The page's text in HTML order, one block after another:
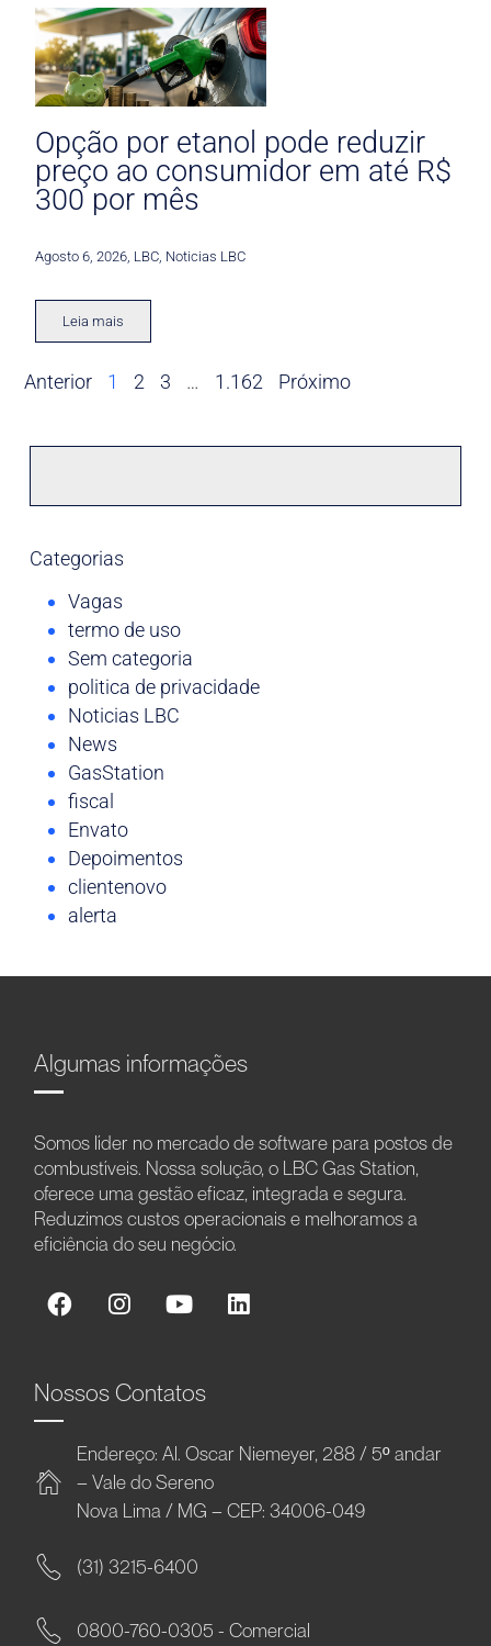
Opção por etanol pode reduzir
preço ao consumidor em até R$
300 por mês
Agosto 6, 2026 LBC Noticias LBC
Leia mais
Anterior 1 2 3 … 1.162 Próximo
Categorias
Vagas
termo de uso
Sem categoria
politica de privacidade
Noticias LBC
News
GasStation
fiscal
Envato
Depoimentos
clientenovo
alerta
Algumas informações
Somos líder no mercado de software para postos de
combustíveis. Nossa solução, o LBC Gas Station,
oferece uma gestão eficaz, integrada e segura.
Reduzimos custos operacionais e melhoramos a
eficiência do seu negócio.
Nossos Contatos
Endereço: Al. Oscar Niemeyer, 288 / 5º andar
– Vale do Sereno
Nova Lima / MG – CEP: 34006-049
(31) 3215-6400
0800-760-0305 - Comercial